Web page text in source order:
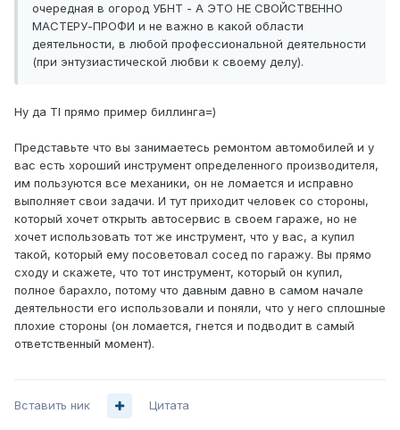
очередная в огород УБНТ - А ЭТО НЕ СВОЙСТВЕННО
МАСТЕРУ-ПРОФИ и не важно в какой области
деятельности, в любой профессиональной деятельности
(при энтузиастической любви к своему делу).
Ну да TI прямо пример биллинга=)
Представьте что вы занимаетесь ремонтом автомобилей и у
вас есть хороший инструмент определенного производителя,
им пользуются все механики, он не ломается и исправно
выполняет свои задачи. И тут приходит человек со стороны,
который хочет открыть автосервис в своем гараже, но не
хочет использовать тот же инструмент, что у вас, а купил
такой, который ему посоветовал сосед по гаражу. Вы прямо
сходу и скажете, что тот инструмент, который он купил,
полное барахло, потому что давным давно в самом начале
деятельности его использовали и поняли, что у него сплошные
плохие стороны (он ломается, гнется и подводит в самый
ответственный момент).
Вставить ник Цитата